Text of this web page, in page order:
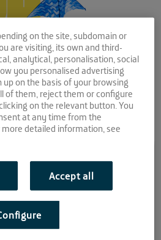
el nombre de
para
on the site, subdomain or
are visiting, its own and third-
analytical, personalisation, social
you personalised advertising
up on the basis of your browsing
of them, reject them or configure
on the relevant button. You
at any time from the
detailed information, see
Accept all